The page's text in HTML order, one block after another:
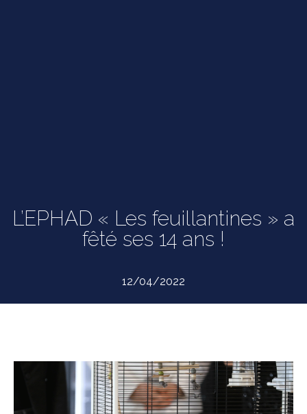
L’EPHAD « Les feuillantines » a
fêté ses 14 ans !
12/04/2022